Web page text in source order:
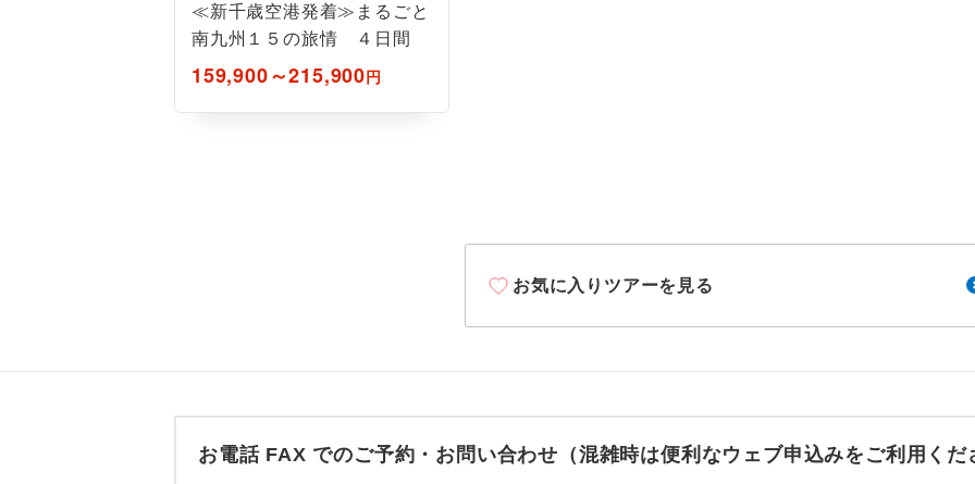
≪新千歳空港発着≫まるごと
南九州１５の旅情 ４日間
159,900～215,900円
お気に入りツアーを見る
お電話 FAX でのご予約・お問い合わせ（混雑時は便利なウェブ申込みをご利用くだ